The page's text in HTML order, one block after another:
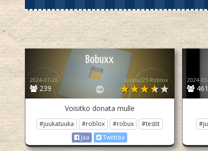
Bobuxx
239
2024-07-26 Juukis225 Roblox
Voisitko donata mulle
#juukatuuka #roblox #robux
#testit
Jaa
Twiittaa
461
2024-